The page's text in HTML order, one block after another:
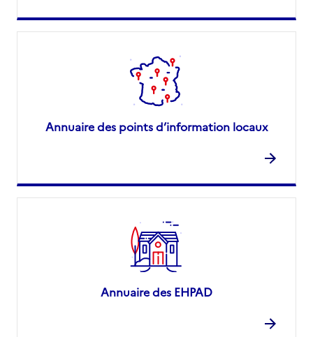
Annuaire des points d’information locaux
Annuaire des EHPAD